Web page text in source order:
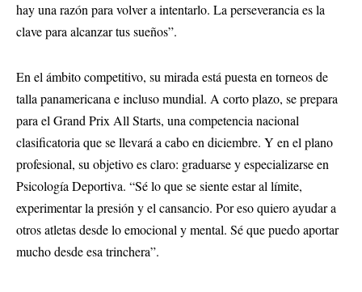
hay una razón para volver a intentarlo. La perseverancia es la
clave para alcanzar tus sueños”.
En el ámbito competitivo, su mirada está puesta en torneos de
talla panamericana e incluso mundial. A corto plazo, se prepara
para el Grand Prix All Starts, una competencia nacional
clasificatoria que se llevará a cabo en diciembre. Y en el plano
profesional, su objetivo es claro: graduarse y especializarse en
Psicología Deportiva. “Sé lo que se siente estar al límite,
experimentar la presión y el cansancio. Por eso quiero ayudar a
otros atletas desde lo emocional y mental. Sé que puedo aportar
mucho desde esa trinchera”.